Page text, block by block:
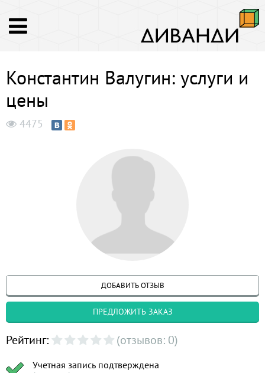
Константин Валугин: услуги и
цены
4475
ДОБАВИТЬ ОТЗЫВ
ПРЕДЛОЖИТЬ ЗАКАЗ
Рейтинг: (отзывов: 0)
Учетная запись подтверждена